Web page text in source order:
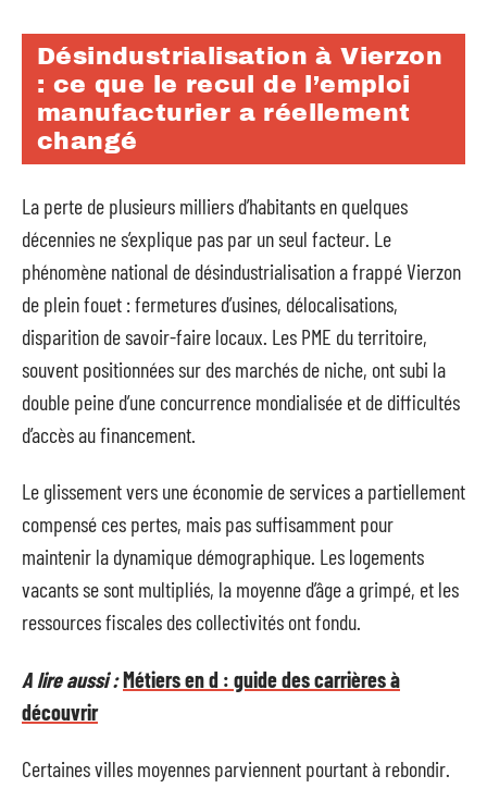
Désindustrialisation à Vierzon
: ce que le recul de l’emploi
manufacturier a réellement
changé
La perte de plusieurs milliers d’habitants en quelques
décennies ne s’explique pas par un seul facteur. Le
phénomène national de désindustrialisation a frappé Vierzon
de plein fouet : fermetures d’usines, délocalisations,
disparition de savoir-faire locaux. Les PME du territoire,
souvent positionnées sur des marchés de niche, ont subi la
double peine d’une concurrence mondialisée et de difficultés
d’accès au financement.
Le glissement vers une économie de services a partiellement
compensé ces pertes, mais pas suffisamment pour
maintenir la dynamique démographique. Les logements
vacants se sont multipliés, la moyenne d’âge a grimpé, et les
ressources fiscales des collectivités ont fondu.
A lire aussi :Métiers en d : guide des carrières à
découvrir
Certaines villes moyennes parviennent pourtant à rebondir.